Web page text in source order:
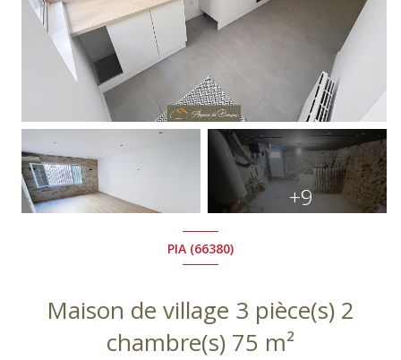
+9
PIA (66380)
Maison de village 3 pièce(s) 2
chambre(s) 75 m²